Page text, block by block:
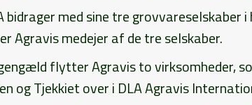
bidrager med sine tre grovvareselskaber
Agravis medejer af de tre selskaber.
flytter Agravis to virksomheder,
og Tjekkiet over i DLA Agravis